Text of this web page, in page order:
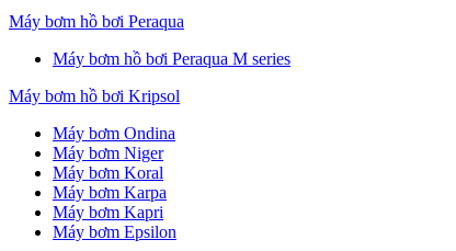
Máy bơm hồ bơi Peraqua
Máy bơm hồ bơi Peraqua M series
Máy bơm hồ bơi Kripsol
Máy bơm Ondina
Máy bơm Niger
Máy bơm Koral
Máy bơm Karpa
Máy bơm Kapri
Máy bơm Epsilon